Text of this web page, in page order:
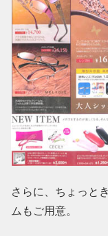
さらに、ちょっと
ムもご用意。